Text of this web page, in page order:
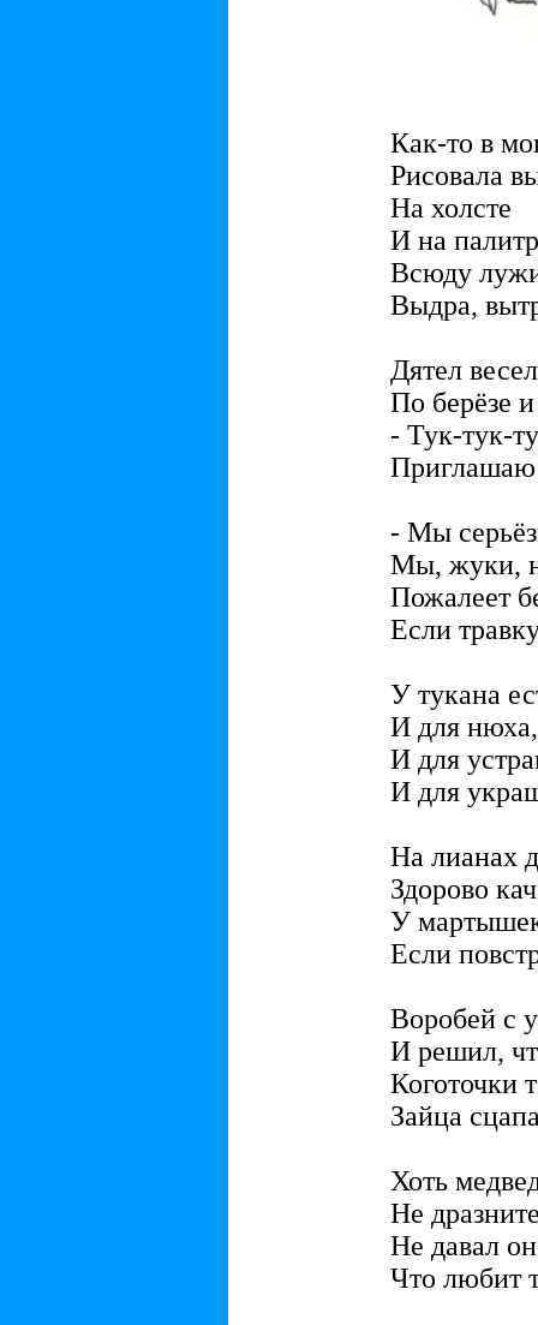
Как-то в
Рисовала
На холсте
И на
Всюду
Выдра,
Дятел
По берёзе
- Тук-тук-
Приглашаю
- Мы
Мы, жуки,
Пожалеет
Если
У тукана
И для
И для
И для
На лианах
Здорово
У
Если
Воробей с
И решил,
Коготочки
Зайца
Хоть
Не
Не давал
Что любит